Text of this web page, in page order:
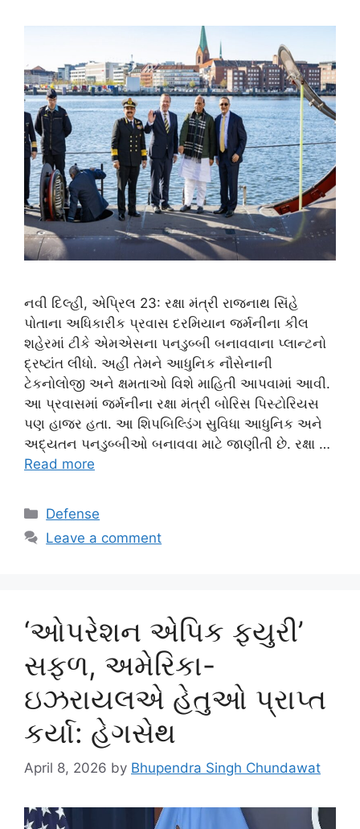
નવી દિલ્હી, એપ્રિલ 23: રક્ષા મંત્રી રાજનાથ સિંહે
પોતાના અધિકારીક પ્રવાસ દરમિયાન જર્મનીના કીલ
શહેરમાં ટીકે એમએસના પનડુબ્બી બનાવવાના પ્લાન્ટનો
દ્રષ્ટાંત લીધો. અહીં તેમને આધુનિક નૌસેનાની
ટેકનોલોજી અને ક્ષમતાઓ વિશે માહિતી આપવામાં આવી.
આ પ્રવાસમાં જર્મનીના રક્ષા મંત્રી બોરિસ પિસ્ટોરિયસ
પણ હાજર હતા. આ શિપબિલ્ડિંગ સુવિધા આધુનિક અને
અદ્યતન પનડુબ્બીઓ બનાવવા માટે જાણીતી છે. રક્ષા …
Read more
Categories
Defense
Leave a comment
‘ઓપરેશન એપિક ફ્યુરી’
સફળ, અમેરિકા-
ઇઝરાયલએ હેતુઓ પ્રાપ્ત
કર્યા: હેગસેથ
April 8, 2026 by Bhupendra Singh Chundawat